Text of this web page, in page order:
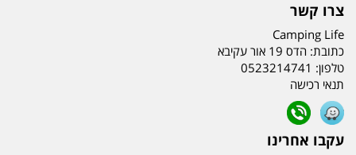
צרו קשר
Camping Life
כתובת: הדס 19 אור עקיבא
טלפון: 0523214741
תנאי רכישה
עקבו אחרינו